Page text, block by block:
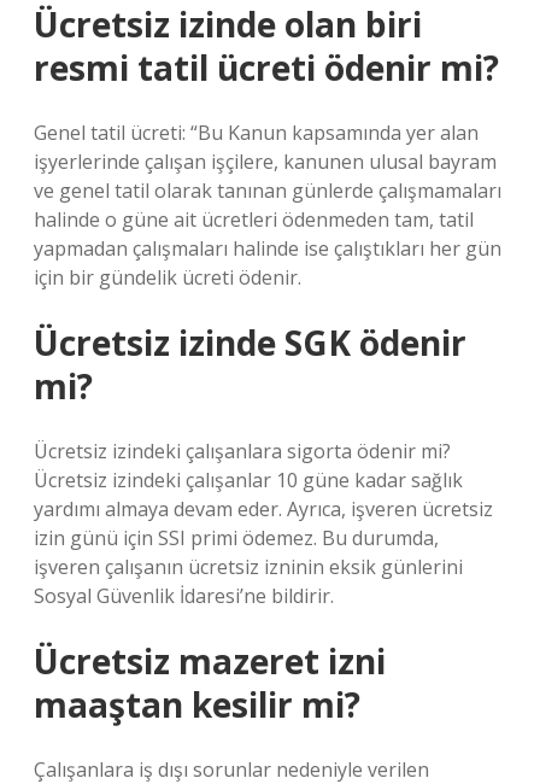
Ücretsiz izinde olan biri
resmi tatil ücreti ödenir mi?
Genel tatil ücreti: “Bu Kanun kapsamında yer alan
işyerlerinde çalışan işçilere, kanunen ulusal bayram
ve genel tatil olarak tanınan günlerde çalışmamaları
halinde o güne ait ücretleri ödenmeden tam, tatil
yapmadan çalışmaları halinde ise çalıştıkları her gün
için bir gündelik ücreti ödenir.
Ücretsiz izinde SGK ödenir
mi?
Ücretsiz izindeki çalışanlara sigorta ödenir mi?
Ücretsiz izindeki çalışanlar 10 güne kadar sağlık
yardımı almaya devam eder. Ayrıca, işveren ücretsiz
izin günü için SSI primi ödemez. Bu durumda,
işveren çalışanın ücretsiz izninin eksik günlerini
Sosyal Güvenlik İdaresi’ne bildirir.
Ücretsiz mazeret izni
maaştan kesilir mi?
Çalışanlara iş dışı sorunlar nedeniyle verilen